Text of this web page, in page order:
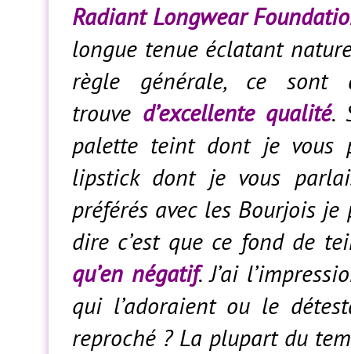
Radiant Longwear
longue tenue éclatant
règle générale, ce
trouve d’excellente qualité.
palette teint dont je vous
lipstick dont je vous
préférés avec les Bourjois je
dire c’est que ce fond de
qu’en négatif. J’ai
qui l’adoraient ou le
reproché ? La plupart du